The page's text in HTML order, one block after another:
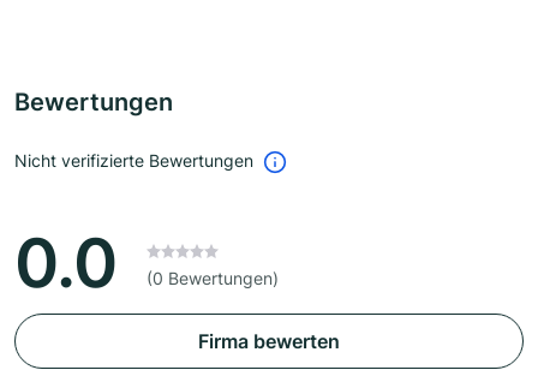
Bewertungen
Nicht verifizierte Bewertungen
0.0 (0 Bewertungen)
Firma bewerten